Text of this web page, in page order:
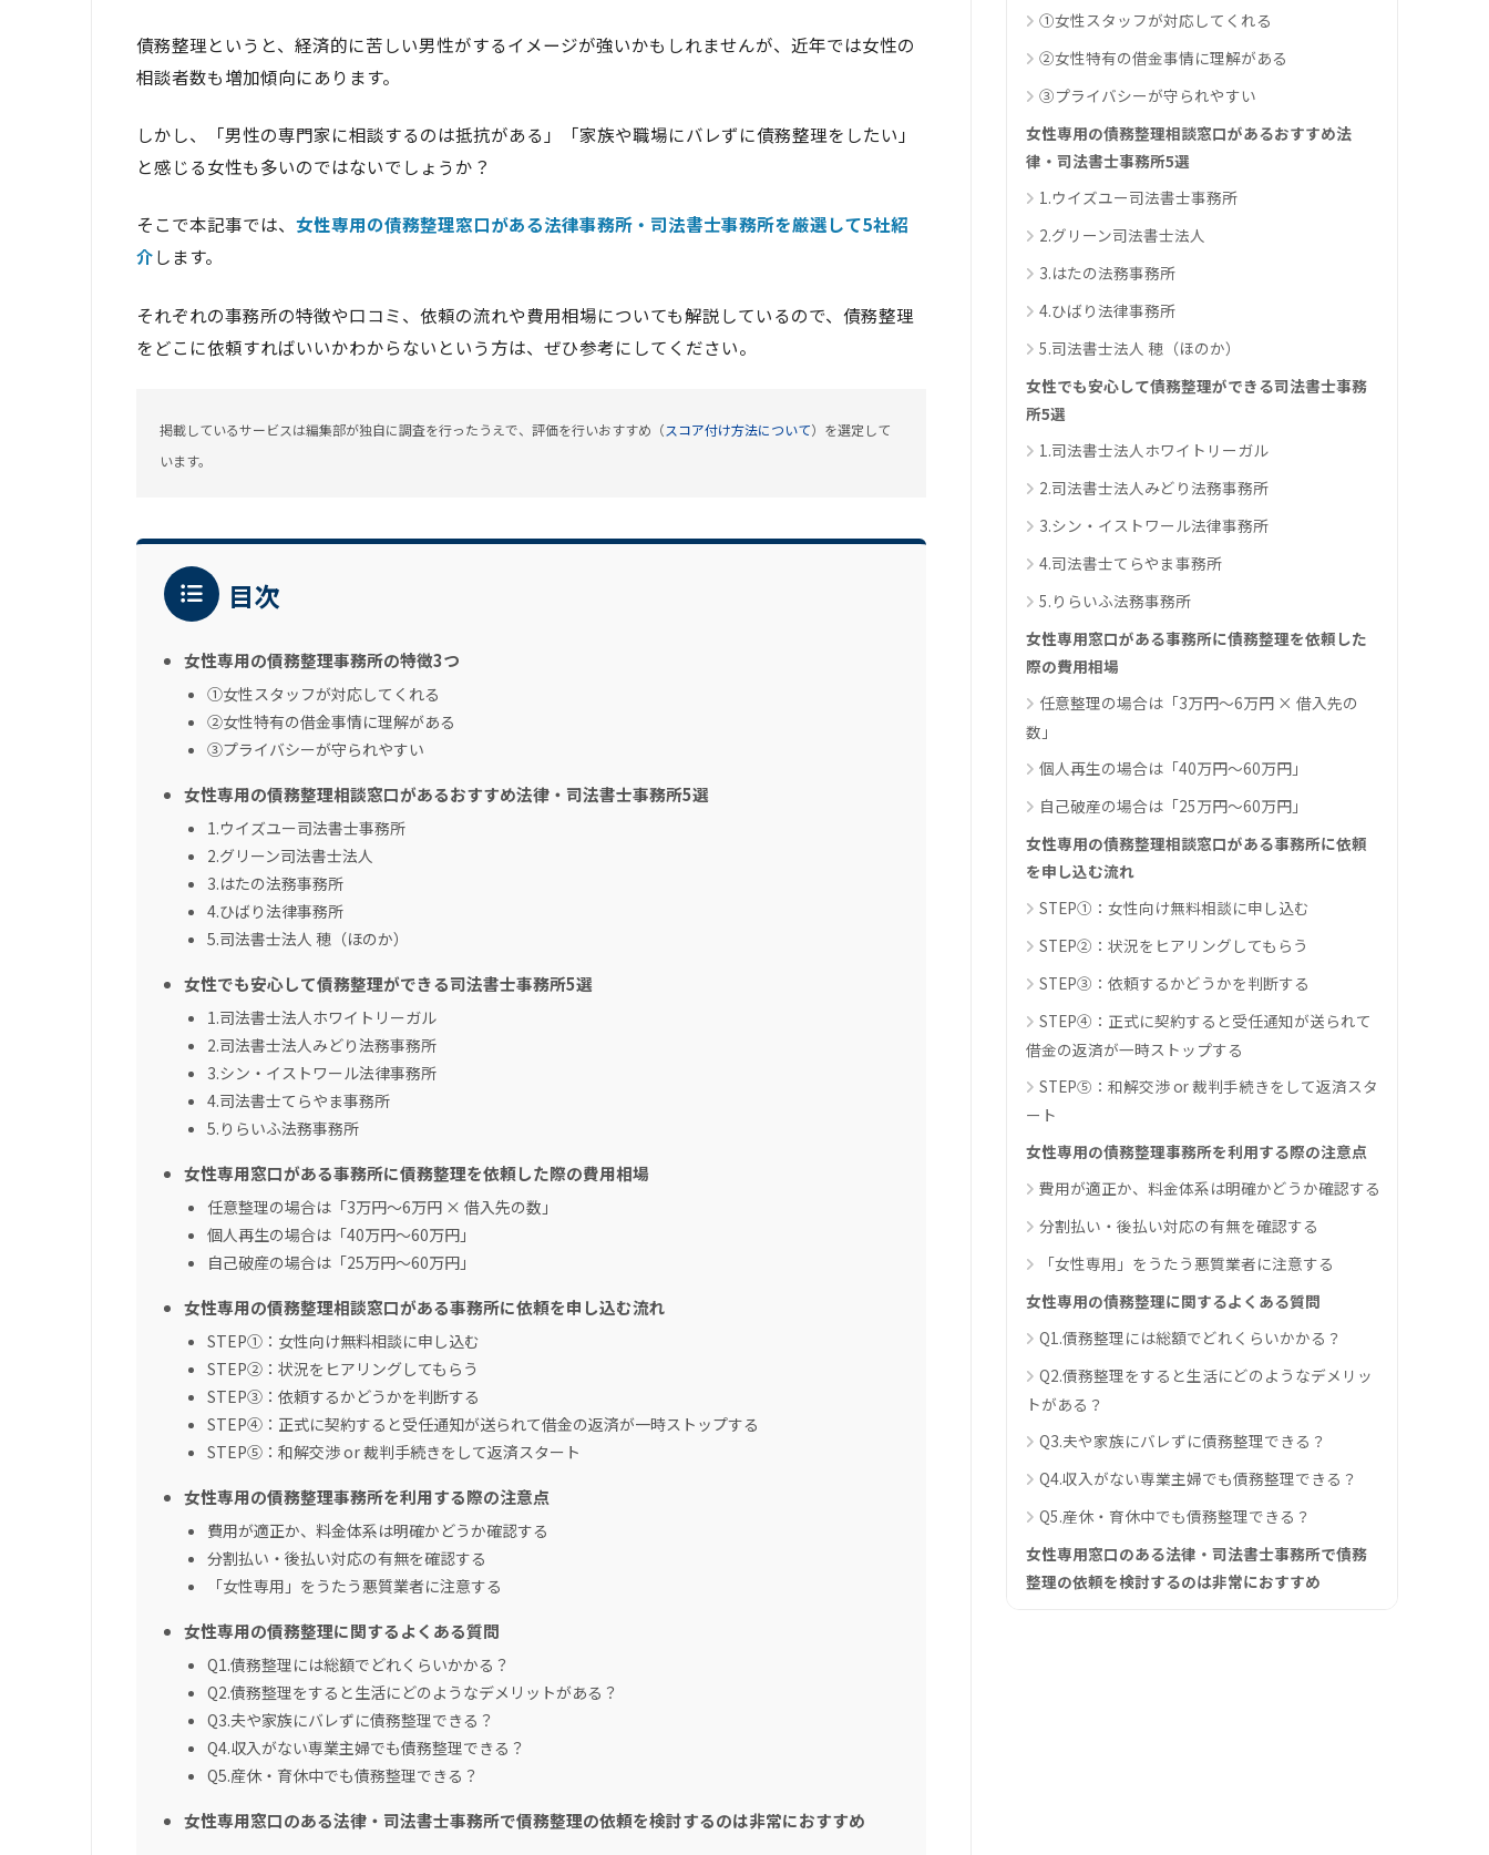
債務整理というと、経済的に苦しい男性がするイメージが強いかもしれませんが、近年では女性の
相談者数も増加傾向にあります。
しかし、「男性の専門家に相談するのは抵抗がある」「家族や職場にバレずに債務整理をしたい」
と感じる女性も多いのではないでしょうか？
そこで本記事では、 女性専用の債務整理窓口がある法律事務所 ・司法書士事務所を厳選して5社紹
介します。
それぞれの事務所の特徴や口コミ、依頼の流れや費用相場についても解説しているので、債務整理
をどこに依頼すればいいかわからないという方は、ぜひ参考にしてください。
掲載しているサービスは編集部が独自に調査を行ったうえで、評価を行いおすすめ（スコア付け方法について）を選定して
います。
目次
女性専用の債務整理事務所の特徴3つ
①女性スタッフが対応してくれる
②女性特有の借金事情に理解がある
③プライバシーが守られやすい
女性専用の債務整理相談窓口があるおすすめ法律・司法書士事務所5選
1.ウイズユー司法書士事務所
2.グリーン司法書士法人
3.はたの法務事務所
4.ひばり法律事務所
5.司法書士法人 穂（ほのか）
女性でも安心して債務整理ができる司法書士事務所5選
1.司法書士法人ホワイトリーガル
2.司法書士法人みどり法務事務所
3.シン・イストワール法律事務所
4.司法書士てらやま事務所
5.りらいふ法務事務所
女性専用窓口がある事務所に債務整理を依頼した際の費用相場
任意整理の場合は「3万円～6万円 × 借入先の数」
個人再生の場合は「40万円～60万円」
自己破産の場合は「25万円～60万円」
女性専用の債務整理相談窓口がある事務所に依頼を申し込む流れ
STEP①：女性向け無料相談に申し込む
STEP②：状況をヒアリングしてもらう
STEP③：依頼するかどうかを判断する
STEP④：正式に契約すると受任通知が送られて借金の返済が一時ストップする
STEP⑤：和解交渉 or 裁判手続きをして返済スタート
女性専用の債務整理事務所を利用する際の注意点
費用が適正か、料金体系は明確かどうか確認する
分割払い・後払い対応の有無を確認する
「女性専用」をうたう悪質業者に注意する
女性専用の債務整理に関するよくある質問
Q1.債務整理には総額でどれくらいかかる？
Q2.債務整理をすると生活にどのようなデメリットがある？
Q3.夫や家族にバレずに債務整理できる？
Q4.収入がない専業主婦でも債務整理できる？
Q5.産休・育休中でも債務整理できる？
女性専用窓口のある法律・司法書士事務所で債務整理の依頼を検討するのは非常におすすめ
①女性スタッフが対応してくれる
②女性特有の借金事情に理解がある
③プライバシーが守られやすい
女性専用の債務整理相談窓口があるおすすめ法
律・司法書士事務所5選
1.ウイズユー司法書士事務所
2.グリーン司法書士法人
3.はたの法務事務所
4.ひばり法律事務所
5.司法書士法人 穂（ほのか）
女性でも安心して債務整理ができる司法書士事務
所5選
1.司法書士法人ホワイトリーガル
2.司法書士法人みどり法務事務所
3.シン・イストワール法律事務所
4.司法書士てらやま事務所
5.りらいふ法務事務所
女性専用窓口がある事務所に債務整理を依頼した
際の費用相場
任意整理の場合は「3万円～6万円 × 借入先の
数」
個人再生の場合は「40万円～60万円」
自己破産の場合は「25万円～60万円」
女性専用の債務整理相談窓口がある事務所に依頼
を申し込む流れ
STEP①：女性向け無料相談に申し込む
STEP②：状況をヒアリングしてもらう
STEP③：依頼するかどうかを判断する
STEP④：正式に契約すると受任通知が送られて
借金の返済が一時ストップする
STEP⑤：和解交渉 or 裁判手続きをして返済スタ
ート
女性専用の債務整理事務所を利用する際の注意点
費用が適正か、料金体系は明確かどうか確認する
分割払い・後払い対応の有無を確認する
「女性専用」をうたう悪質業者に注意する
女性専用の債務整理に関するよくある質問
Q1.債務整理には総額でどれくらいかかる？
Q2.債務整理をすると生活にどのようなデメリッ
トがある？
Q3.夫や家族にバレずに債務整理できる？
Q4.収入がない専業主婦でも債務整理できる？
Q5.産休・育休中でも債務整理できる？
女性専用窓口のある法律・司法書士事務所で債務
整理の依頼を検討するのは非常におすすめ